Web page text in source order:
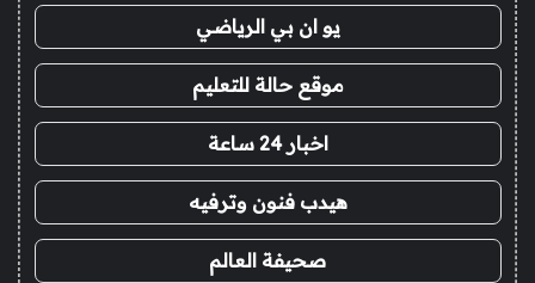
يو ان بي الرياضي
موقع حالة للتعليم
اخبار 24 ساعة
هيدب فنون وترفيه
صحيفة العالم